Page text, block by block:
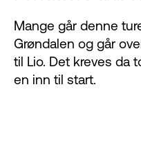
Mange går denne
Grøndalen og går
til Lio. Det kreves da
en inn til start.